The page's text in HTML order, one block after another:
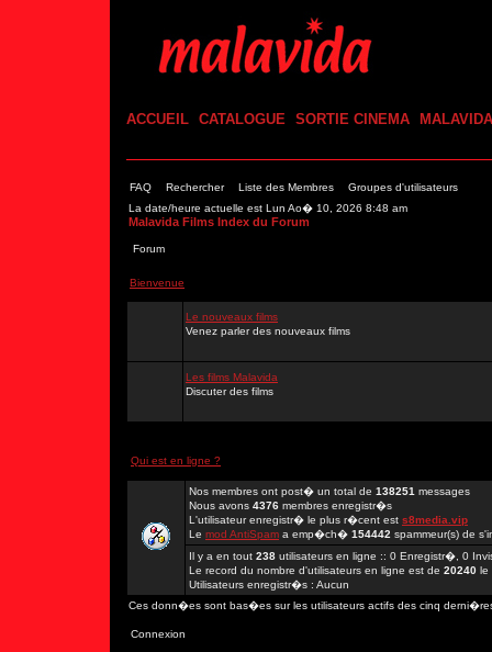
ACCUEIL CATALOGUE SORTIE CINEMA MALAVIDA
FAQ Rechercher Liste des Membres
Groupes d'utilisateurs
La date/heure actuelle est Lun Ao� 10, 2026 8:48 am
Malavida Films Index du Forum
Forum
Bienvenue
Le nouveaux films
Venez parler des nouveaux films
Les films Malavida
Discuter des films
Qui est en ligne ?
Nos membres ont post� un total de 138251 messages
Nous avons 4376 membres enregistr�s
L'utilisateur enregistr� le plus r�cent est s8media.vip
Le mod AntiSpam a emp�ch� 154442 spammeur(s) de
Il y a en tout 238 utilisateurs en ligne :: 0 Enregistr�, 0
Le record du nombre d'utilisateurs en ligne est de 20240 le
Utilisateurs enregistr�s : Aucun
Ces donn�es sont bas�es sur les utilisateurs actifs des cinq
Connexion